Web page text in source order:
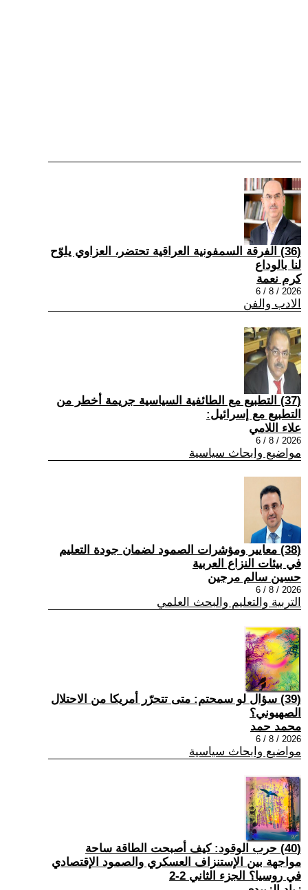
(36) الفرقة السمفونية العراقية تحتضر، العزاوي يلوّح
لنا بالوداع
كرم نعمة
2026 / 8 / 6
الادب والفن
(37) التطبيع مع الطائفية السياسية جريمة أخطر من
التطبيع مع إسرائيل:
علاء اللامي
2026 / 8 / 6
مواضيع وابحاث سياسية
(38) معايير ومؤشرات الصمود لضمان جودة التعليم
في بيئات النزاع العربية
حسين سالم مرجين
2026 / 8 / 6
التربية والتعليم والبحث العلمي
(39) سؤال لو سمحتم: متى تتحرّر أمريكا من الاحتلال
الصهيوني؟
محمد حمد
2026 / 8 / 6
مواضيع وابحاث سياسية
(40) حرب الوقود: كيف أصبحت الطاقة ساحة
مواجهة بين الإستنزاف العسكري والصمود الإقتصادي
في روسيا؟ الجزء الثاني 2-2